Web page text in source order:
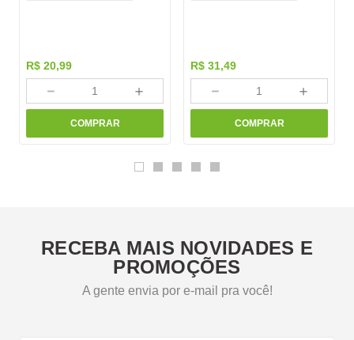
R$ 20,99
＋
－
COMPRAR
R$ 31,49
＋
－
COMPRAR
RECEBA MAIS NOVIDADES E
PROMOÇÕES
A gente envia por e-mail pra você!